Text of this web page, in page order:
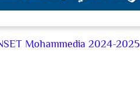
Mohammedia 2024-2025